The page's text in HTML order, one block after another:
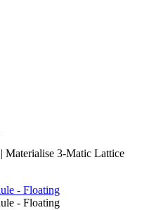
| Materialise 3-Matic Lattice